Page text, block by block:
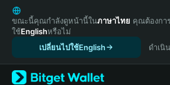
English
日本語
Tiếng Việt
Español (Latinoamérica)
Türkçe
ขณะนี้คุณกำลังดูหน้านี้ในภาษาไทย คุณต้องกา
ใช้Englishหรือไม่
เปลี่ยนไปใช้English
ดำเนิ